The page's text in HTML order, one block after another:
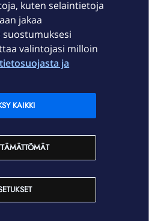
kuten selaintietoja
jakaa
valintojasi milloin
ja
KAIKKI